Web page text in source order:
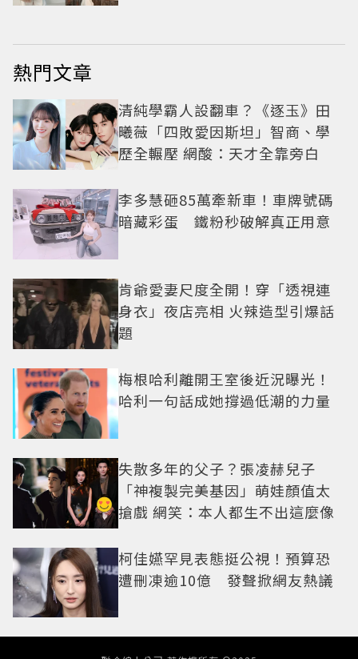
熱門文章
清純學霸人設翻車？《逐玉》田
曦薇「四敗愛因斯坦」智商、學
歷全輾壓 網酸：天才全靠旁白
李多慧砸85萬牽新車！車牌號碼
暗藏彩蛋 鐵粉秒破解真正用意
肯爺愛妻尺度全開！穿「透視連
身衣」夜店亮相 火辣造型引爆話
題
梅根哈利離開王室後近況曝光！
哈利一句話成她撐過低潮的力量
失散多年的父子？張凌赫兒子
「神複製完美基因」萌娃顏值太
搶戲 網笑：本人都生不出這麼像
柯佳嬿罕見表態挺公視！預算恐
遭刪凍逾10億 發聲掀網友熱議